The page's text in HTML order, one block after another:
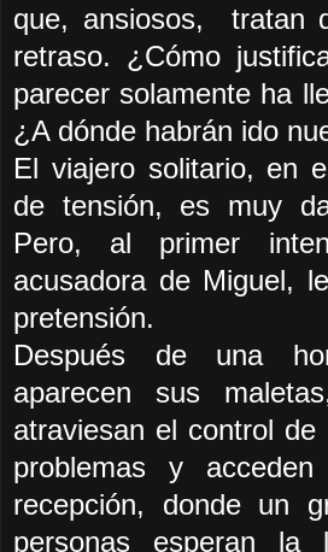
que, ansiosos, tratan
retraso. ¿Cómo
parecer solamente ha
¿A dónde habrán ido
El viajero solitario, en
de tensión, es muy
Pero, al primer
acusadora de Miguel,
pretensión.
Después de una
aparecen sus
atraviesan el control de
problemas y
recepción, donde un
personas esperan la